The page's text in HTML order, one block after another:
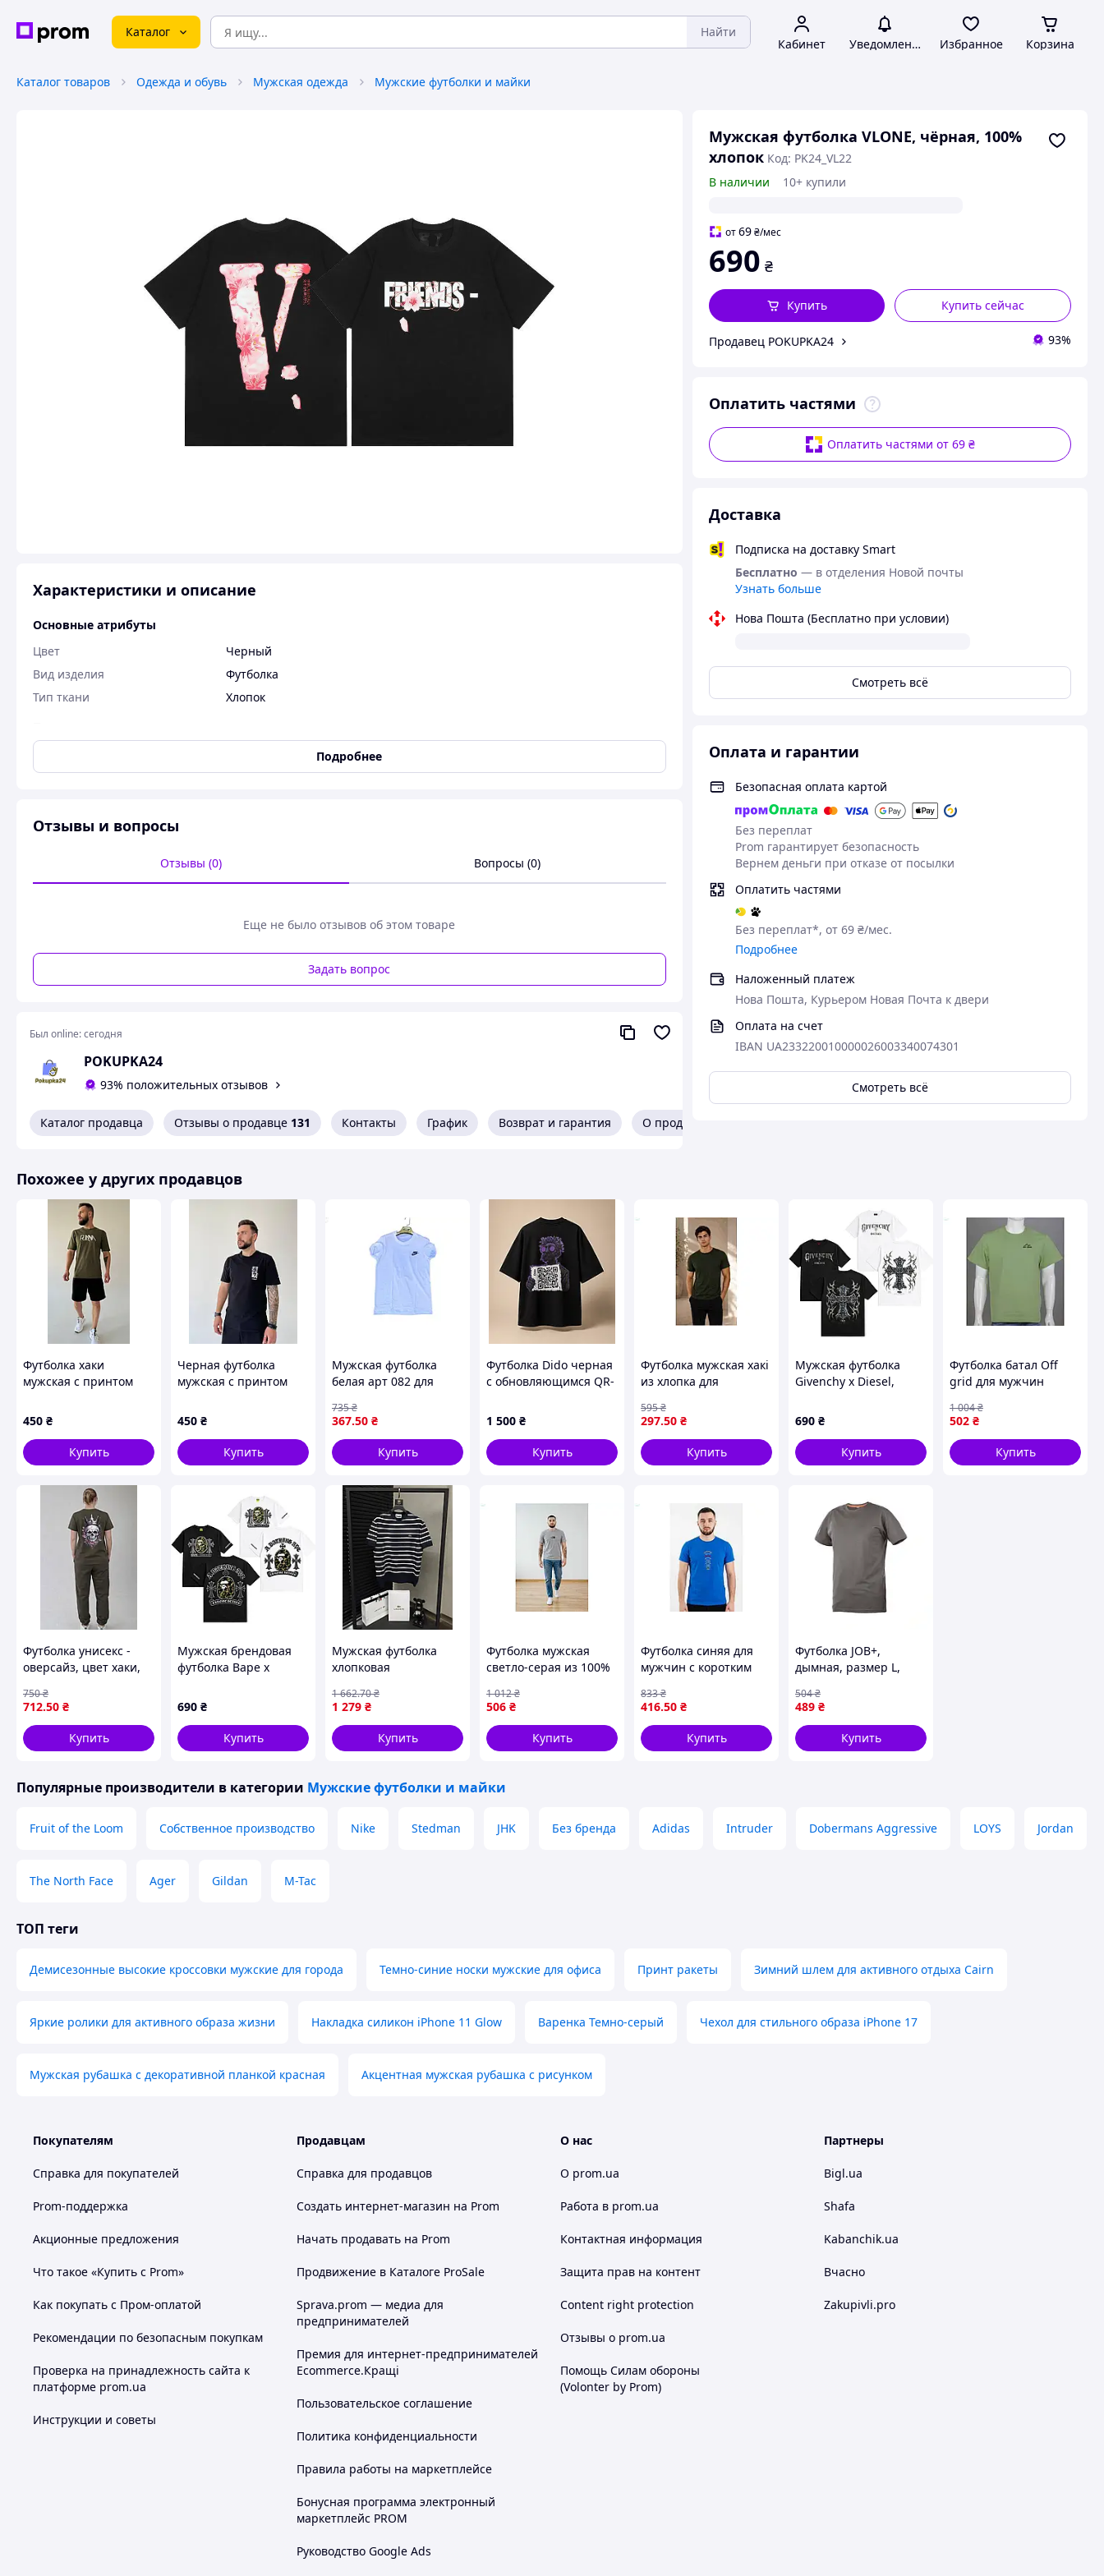
Каталог Найти
Кабинет Уведомления Избранное Корзина
Каталог товаров Одежда и обувь Мужская одежда Мужские футболки и майки
Мужская футболка VLONE, чёрная, 100%
хлопок Код: PK24_VL22
В наличии
10+ купили
от69 ₴/мес
690 ₴
Купить сейчас
Купить
Продавец POKUPKA24 93%
Оплатить частями
Оплатить частями от 69 ₴
Доставка
Подписка на доставку Smart
Бесплатно — в отделения Новой почты
Узнать больше
Нова Пошта (Бесплатно при условии)
Смотреть всё
Оплата и гарантии
Безопасная оплата картой
Без переплат
Prom гарантирует безопасность
Вернем деньги при отказе от посылки
Оплатить частями
Без переплат*, от 69 ₴/мес.
Подробнее
Наложенный платеж
Нова Пошта, Курьером Новая Почта к двери
Оплата на счет
IBAN UA233220010000026003340074301
Смотреть всё
Характеристики и описание
Основные атрибуты
Цвет
Черный
Вид изделия
Футболка
Тип ткани
Хлопок
Стильная мужская футболка
Чёрный цвет подчёркивает универсальность и строгость, легко сочетается с любым образом. Современная
Эта футболка станет базовой вещью в гардеробе, идеально подходит как для прогулок, так и для стильных
образов в городе.
Подробнее
Отзывы и вопросы
Отзывы (0) Вопросы (0)
Еще не было отзывов об этом товаре
Задать вопрос
Был online:сегодня
POKUPKA24
93% положительных отзывов
Каталог продавца Отзывы о продавце 131 Контакты График Возврат и гарантия О продавце
Похожее у других продавцов
Футболка хаки
мужская с принтом
стильная практичная
модель JXItime3066
450 ₴
Купить
Черная футболка
мужская с принтом
стильная летняя
повседневная модель
DMStime3076
450 ₴
Купить
Мужская футболка
белая арт 082 для
удобная и стильная
367.50 ₴
735₴
Купить
Футболка Dido черная
с обновляющимся QR-
оверсайз
1 500 ₴
Купить
Футболка мужская хакі
из хлопка для
комфортного стиля 2XL
ТМ FAMILY
297.50 ₴
595₴
Купить
Мужская футболка
Givenchy x Diesel,
690 ₴
Купить
Футболка батал Off
grid для мужчин
эластаном для
комфортного
повседневного
ношения
502 ₴
1 004₴
Купить
Футболка унисекс -
оверсайз, цвет хаки,
712.50 ₴
750₴
Купить
Мужская брендовая
футболка Bape x
Черный, XS
690 ₴
Купить
Мужская футболка
хлопковая
Футболка морячка
Lacoste TShLCTn002
1 279 ₴
1 662.70₴
Купить
Футболка мужская
светло-серая из 100%
повседневной носки и
комфорта
506 ₴
1 012₴
Купить
Футболка синяя для
мужчин с коротким
лайкры для комфорта
и стиля
416.50 ₴
833₴
Купить
Футболка JOB+,
дымная, размер L,
M446214002 )
489 ₴
504₴
Купить
Популярные производители в категории Мужские футболки и майки
Fruit of the Loom Собственное производство Nike Stedman JHK Без бренда Adidas Intruder Dobermans Aggressive LOYS Jordan
The North Face Ager Gildan M-Tac
ТОП теги
Демисезонные высокие кроссовки мужские для города Темно-синие носки мужские для офиса Принт ракеты Зимний шлем для активного отдыха Cairn
Яркие ролики для активного образа жизни Накладка силикон iPhone 11 Glow Варенка Темно-серый Чехол для стильного образа iPhone 17
Мужская рубашка с декоративной планкой красная Акцентная мужская рубашка с рисунком
Покупателям
Справка для покупателей
Prom-поддержка
Акционные предложения
Что такое «Купить с Prom»
Как покупать с Пром-оплатой
Рекомендации по безопасным покупкам
Проверка на принадлежность сайта к
платформе prom.ua
Инструкции и советы
Продавцам
Справка для продавцов
Создать интернет-магазин на Prom
Начать продавать на Prom
Продвижение в Каталоге ProSale
Sprava.prom — медиа для
предпринимателей
Премия для интернет-предпринимателей
Ecommerce.Кращі
Пользовательское соглашение
Политика конфиденциальности
Правила работы на маркетплейсе
Бонусная программа электронный
маркетплейс PROM
Руководство Google Ads
О нас
О prom.ua
Работа в prom.ua
Контактная информация
Защита прав на контент
Content right protection
Отзывы о prom.ua
Помощь Силам обороны
(Volonter by Prom)
Партнеры
Bigl.ua
Shafa
Kabanchik.ua
Вчасно
Zakupivli.pro